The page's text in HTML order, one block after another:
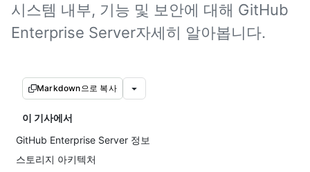
시스템 내부, 기능 및 보안에 대해 GitHub
Enterprise Server자세히 알아봅니다.
Markdown으로 복사
이 기사에서
GitHub Enterprise Server 정보
스토리지 아키텍처